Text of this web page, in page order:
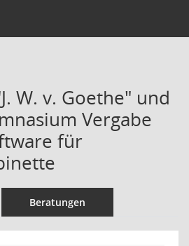
W. v. Goethe" und
Vergabe
für
Beratungen